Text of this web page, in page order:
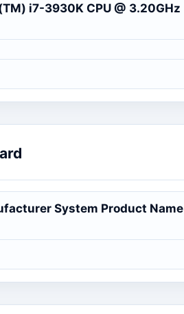
i7-3930K CPU @ 3.20GHz
System Product Name